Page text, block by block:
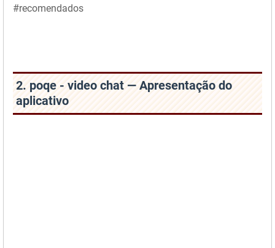
#recomendados
2. poqe - video chat — Apresentação do
aplicativo